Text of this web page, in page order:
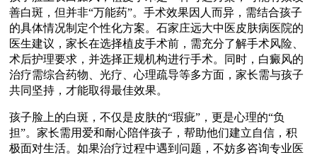
善白斑，但并非“万能药”。手术效果因人而异，需结合孩子
的具体情况制定个性化方案。石家庄远大中医皮肤病医院的
医生建议，家长在选择植皮手术前，需充分了解手术风险、
术后护理要求，并选择正规机构进行手术。同时，白癜风的
治疗需综合药物、光疗、心理疏导等多方面，家长需与孩子
共同坚持，才能取得最佳效果。
孩子脸上的白斑，不仅是皮肤的“瑕疵”，更是心理的“负
担”。家长需用爱和耐心陪伴孩子，帮助他们建立自信，积
极面对生活。如果治疗过程中遇到问题，不妨多咨询专业医